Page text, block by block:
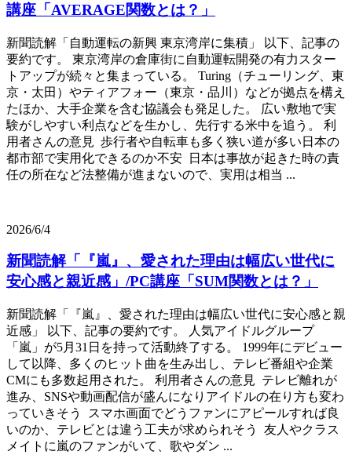
講座「AVERAGE関数とは？」
新聞読解「自動運転の新興 東京湾岸に集積」 以下、記事の
要約です。 東京湾岸の倉庫街に自動運転開発の有力スター
トアップが続々と集まっている。 Turing（チューリング、東
京・太田）やティアフォー（東京・品川）などが拠点を構え
たほか、大手企業を含む協議会も発足した。 広い敷地で実
験がしやすい利点などを生かし、先行する米中を追う。 利
用者さんの意見 歩行者や自転車も多く狭い道が多い日本の
都市部で実用化できるのか不安 日本は事故が起きた時の責
任の所在など法整備が進まないので、実用は相当 ...
2026/6/4
新聞読解「『嵐』、愛された理由は幅広い世代に
安心感と親近感」/PC講座「SUM関数とは？」
新聞読解「『嵐』、愛された理由は幅広い世代に安心感と親
近感」 以下、記事の要約です。 人気アイドルグループ
「嵐」が5月31日を持って活動終了する。 1999年にデビュー
して以降、多くのヒット曲を生み出し、テレビ番組や企業
CMにも多数起用された。 利用者さんの意見 テレビ離れが
進み、SNSや動画配信が盛んになりアイドルの在り方も変わ
っていきそう スマホ画面でどうファンにアピールすれば良
いのか、テレビとは違う工夫が求められそう 友人やクラス
メイトに嵐のファンがいて、歌やダン ...